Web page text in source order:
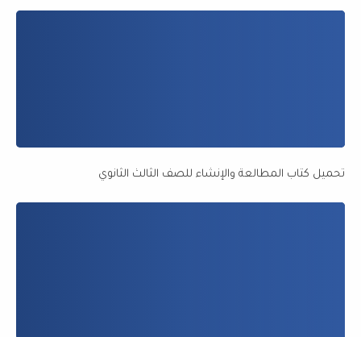
تحميل كتاب المطالعة والإنشاء للصف الثالث الثانوي